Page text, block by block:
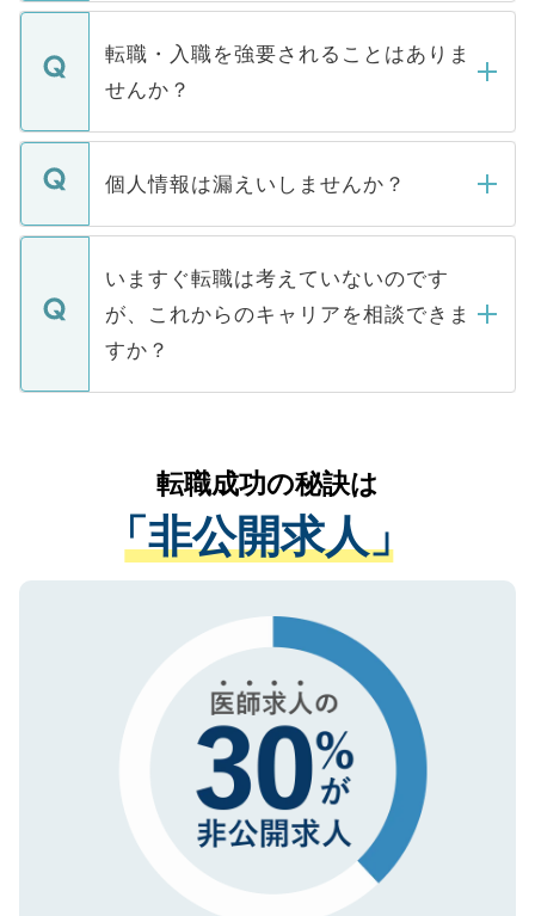
ます。通常、5営業日以内にはご連絡をせて
いただきますので、しばらくお待ちくださ
マイナビDOCTORで取り扱っている求人の
うち約3割は、Webサイトからご覧いただ
けない「非公開求人」です。非公開求人は
下記の理由によって、一般には公開してい
ません。
■応募殺到を避けるため 人気のある医療機
関を公にしてしまうと、応募が殺到する場
に、医療機関が求める条件に合った人材の
みを人材紹介会社に依頼するケースが増え
ています。
転職・入職を強要されることはありま
せんか？
転職・入職を強要することは一切ありませ
ん。また、仮に応募先から内定をいただい
定を承諾する必要はありません。内定先へ
の辞退の連絡はキャリアパートナーが行い
個人情報は漏えいしませんか？
個人情報が漏えいすることはありませんの
で、ご安心ください。当サイトからの登録
などで収集したご登録者様の個人情報は、
ご本人のキャリアアップおよび転職活動の
支援を目的に使用いたします。お預かりし
ているすべての個人データはご本人の許可
は、個人情報の取り扱いについての厳密な
管理基準を満たした事業者のみに付与され
る、プライバシーマークを取得済みです。
で、機密保持に関してもご安心ください。
いますぐ転職は考えていないのです
が、これからのキャリアを相談できま
すか？
かがいして、現在の医療機関の状況や紹介
経験をまじえながら、適切なアドバイスを
させていただきます。すぐにご転職をされ
ない方には、長期的なサポートが可能です
ので、まずはご登録ください。
転職成功の秘訣は
「非公開求人」